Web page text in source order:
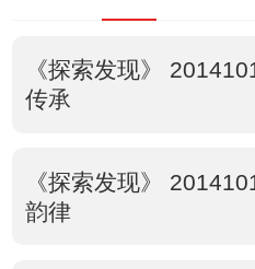
《探索发现》
传承
《探索发现》
韵律